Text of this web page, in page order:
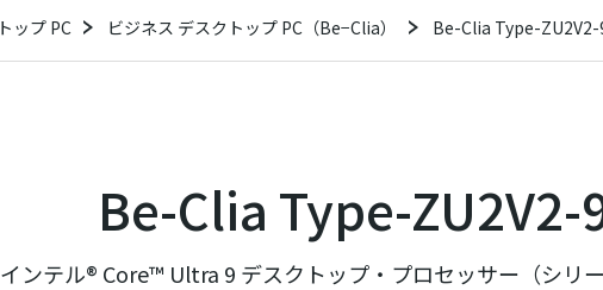
ップ PC ビジネス デスクトップ PC（Be−Clia） Be-Clia Type-ZU2V2-
Be-Clia Type-ZU2V2-
インテル® Core™ Ultra 9 デスクトップ・プロセッサー（シリ